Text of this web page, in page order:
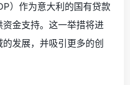
）作为意大利的国有贷款
金支持。这一举措将进
发展，并吸引更多的创